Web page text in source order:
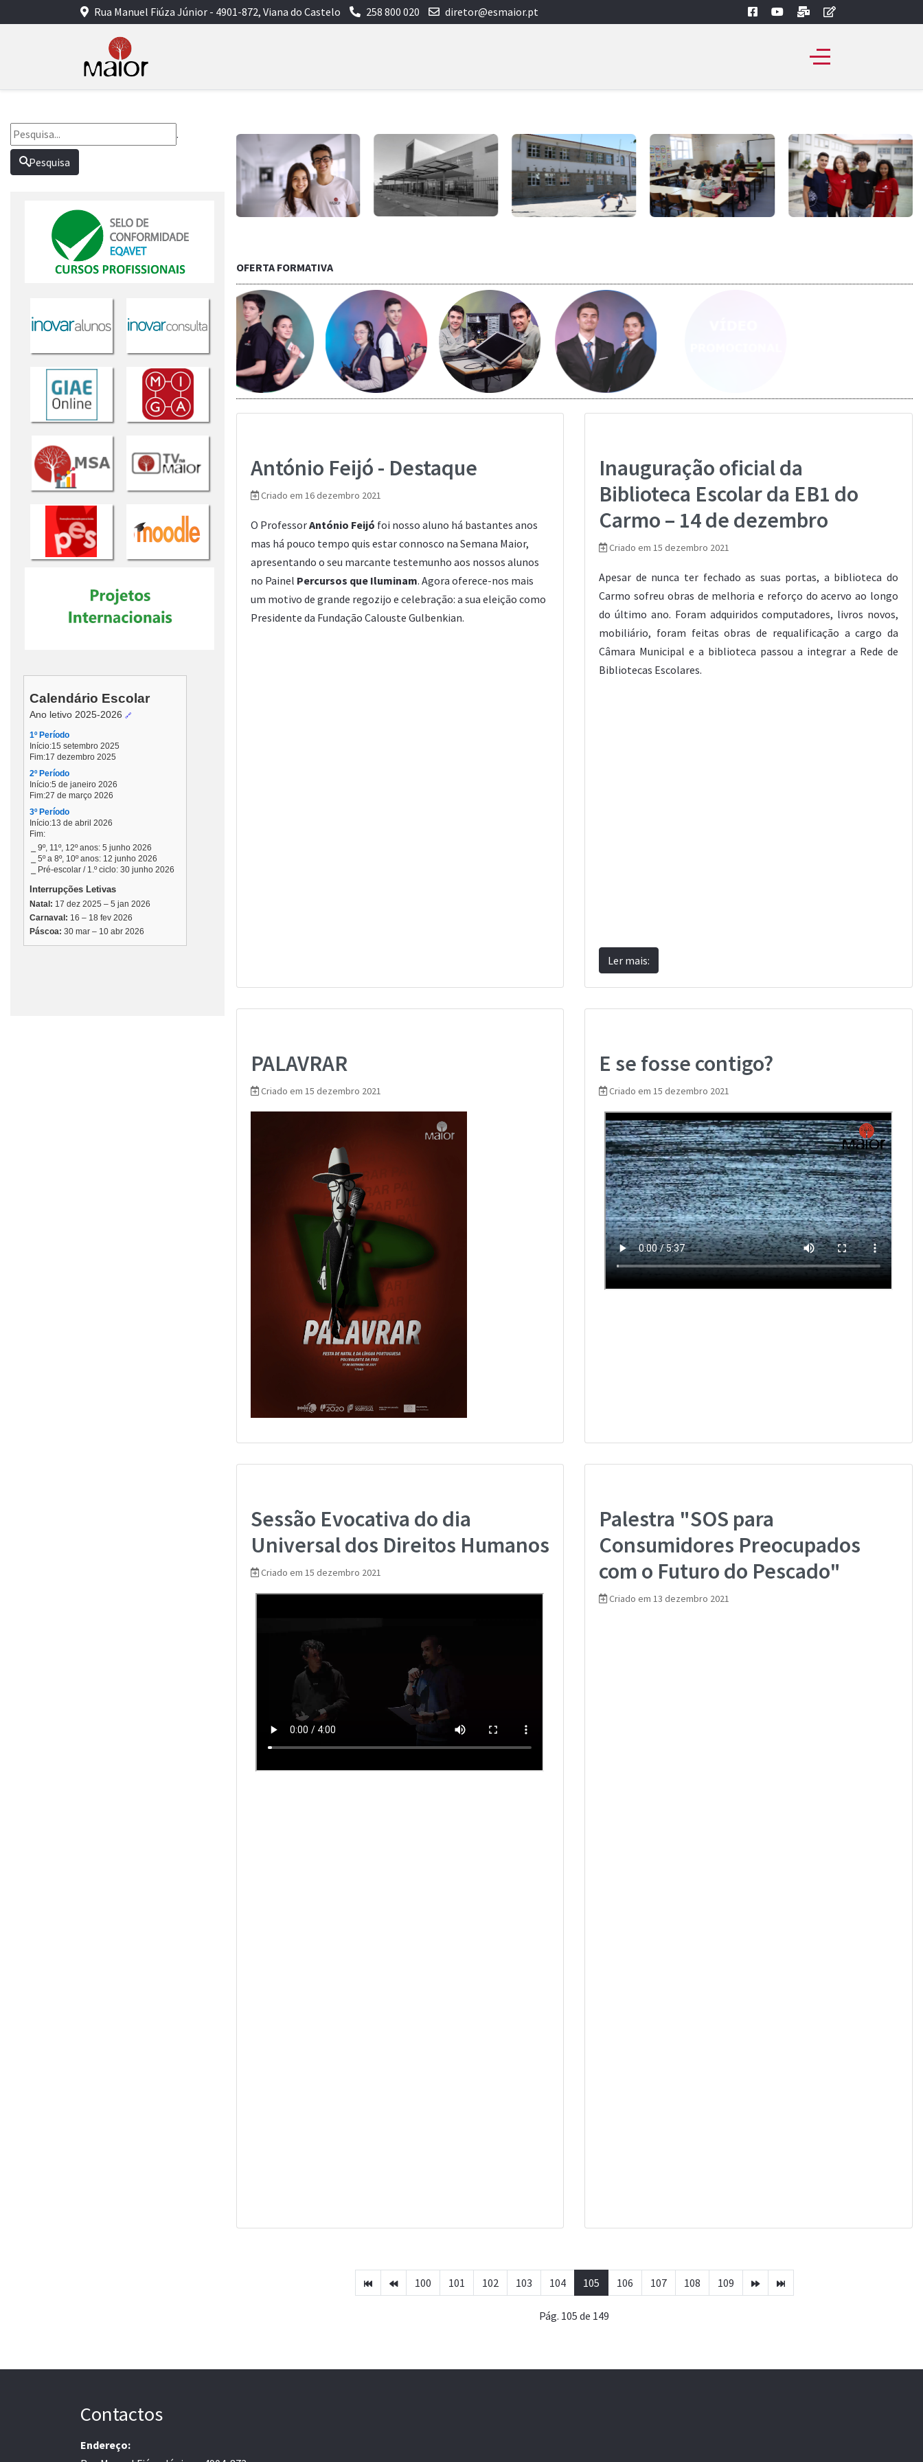
Rua Manuel Fiúza Júnior - 4901-872, Viana do Castelo 258 800 020 diretor@esmaior.pt
.
Pesquisa
OFERTA FORMATIVA
Saber mais... Saber mais...
Saber mais...
Saber mais...
Saber mais...
António Feijó - Destaque
Criado em 16 dezembro 2021
O ProfessorAntónio Feijó foi nosso aluno há bastantes anos
mas há pouco tempo quis estar connosco na Semana Maior,
apresentando o seu marcante testemunho aos nossos alunos
no Painel Percursos que Iluminam. Agora oferece-nos mais
um motivo de grande regozijo e celebração: a sua eleição como
Presidente da Fundação Calouste Gulbenkian.
Inauguração oficial da
Biblioteca Escolar da EB1 do
Carmo – 14 de dezembro
Criado em 15 dezembro 2021
Apesar de nunca ter fechado as suas portas, a biblioteca do
Carmo sofreu obras de melhoria e reforço do acervo ao longo
do último ano. Foram adquiridos computadores, livros novos,
mobiliário, foram feitas obras de requalificação a cargo da
Câmara Municipal e a biblioteca passou a integrar a Rede de
Bibliotecas Escolares.
Ler mais:
PALAVRAR
Criado em 15 dezembro 2021
E se fosse contigo?
Criado em 15 dezembro 2021
Sessão Evocativa do dia
Universal dos Direitos Humanos
Criado em 15 dezembro 2021
Palestra "SOS para
Consumidores Preocupados
com o Futuro do Pescado"
Criado em 13 dezembro 2021
100 101 102 103 104 105 106 107 108 109
Pág. 105 de 149
Contactos
Endereço: